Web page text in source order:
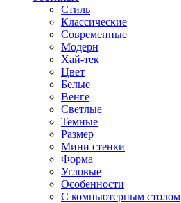
Стиль
Классические
Современные
Модерн
Хай-тек
Цвет
Белые
Венге
Светлые
Темные
Размер
Мини стенки
Форма
Угловые
Особенности
С компьютерным столом